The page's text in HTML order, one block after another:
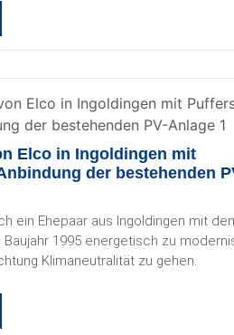
Elco in Ingoldingen mit
der bestehenden
ein Ehepaar aus Ingoldingen mit
Baujahr 1995 energetisch zu
Klimaneutralität zu gehen.